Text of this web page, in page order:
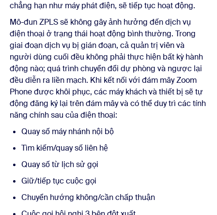
chẳng hạn như máy phát điện, sẽ tiếp tục hoạt động.
Mô-đun ZPLS sẽ không gây ảnh hưởng đến dịch vụ
điện thoại ở trạng thái hoạt động bình thường. Trong
giai đoạn dịch vụ bị gián đoạn, cả quản trị viên và
người dùng cuối đều không phải thực hiện bất kỳ hành
động nào; quá trình chuyển đổi dự phòng và ngược lại
đều diễn ra liền mạch. Khi kết nối với đám mây Zoom
Phone được khôi phục, các máy khách và thiết bị sẽ tự
động đăng ký lại trên đám mây và có thể duy trì các tính
năng chính sau của điện thoại:
Quay số máy nhánh nội bộ
Tìm kiếm/quay số liên hệ
Quay số từ lịch sử gọi
Giữ/tiếp tục cuộc gọi
Chuyển hướng không/cần chấp thuận